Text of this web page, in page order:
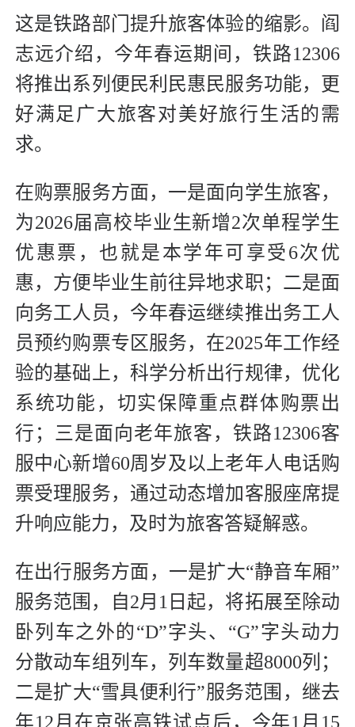
这是铁路部门提升旅客体验的缩影。阎
志远介绍，今年春运期间，铁路12306
将推出系列便民利民惠民服务功能，更
好满足广大旅客对美好旅行生活的需
求。
在购票服务方面，一是面向学生旅客，
为2026届高校毕业生新增2次单程学生
优惠票，也就是本学年可享受6次优
惠，方便毕业生前往异地求职；二是面
向务工人员，今年春运继续推出务工人
员预约购票专区服务，在2025年工作经
验的基础上，科学分析出行规律，优化
系统功能，切实保障重点群体购票出
行；三是面向老年旅客，铁路12306客
服中心新增60周岁及以上老年人电话购
票受理服务，通过动态增加客服座席提
升响应能力，及时为旅客答疑解惑。
在出行服务方面，一是扩大“静音车厢”
服务范围，自2月1日起，将拓展至除动
卧列车之外的“D”字头、“G”字头动力
分散动车组列车，列车数量超8000列；
二是扩大“雪具便利行”服务范围，继去
年12月在京张高铁试点后，今年1月15